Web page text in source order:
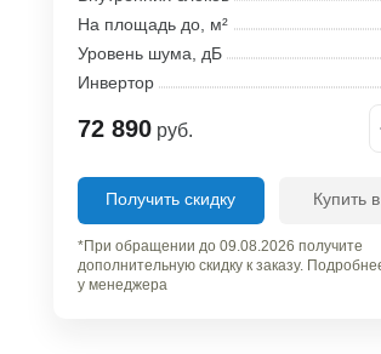
На площадь до, м²
Уровень шума, дБ
Инвертор
72 890 руб.
Получить скидку Купить
*При обращении до 09.08.2026 получите
дополнительную скидку к заказу.
у менеджера